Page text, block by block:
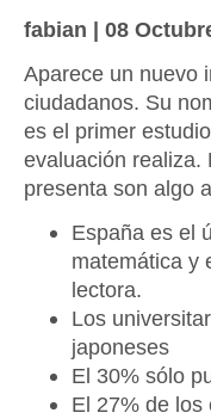
fabian | 08
Aparece un nuevo
ciudadanos. Su
es el primer
evaluación realiza.
presenta son algo
España es el
matemática y
lectora.
Los
japoneses
El 30% sólo
El 27% de los